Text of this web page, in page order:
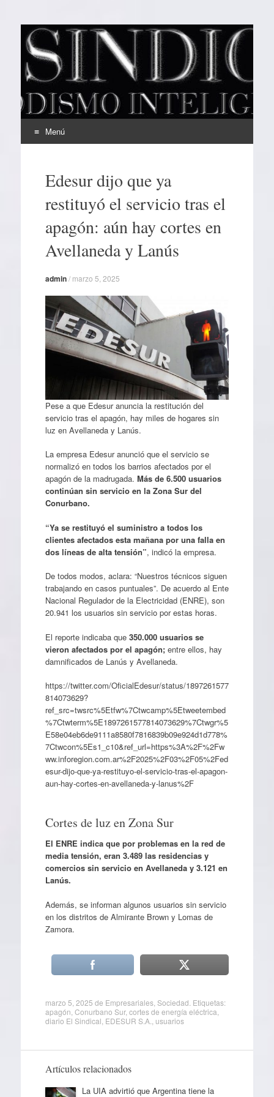
EL SINDICAL
Periodismo Inteligente
Menú
contenidoEdesur dijo que ya
restituyó el servicio tras el
apagón: aún hay cortes en
Avellaneda y Lanús
admin/ marzo 5, 2025
Pese a que Edesur anuncia la restitución del
servicio tras el apagón, hay miles de hogares sin
luz en Avellaneda y Lanús.
La empresa Edesur anunció que el servicio se
normalizó en todos los barrios afectados por el
apagón de la madrugada. Más de 6.500 usuarios
continúan sin servicio en la Zona Sur del
Conurbano.
“Ya se restituyó el suministro a todos los
clientes afectados esta mañana por una falla en
dos líneas de alta tensión”, indicó la empresa.
De todos modos, aclara: “Nuestros técnicos siguen
trabajando en casos puntuales”. De acuerdo al Ente
Nacional Regulador de la Electricidad (ENRE), son
20.941 los usuarios sin servicio por estas horas.
El reporte indicaba que 350.000 usuarios se
vieron afectados por el apagón;entre ellos, hay
damnificados de Lanús y Avellaneda.
https://twitter.com/OficialEdesur/status/1897261577
814073629?
ref_src=twsrc%5Etfw%7Ctwcamp%5Etweetembed
%7Ctwterm%5E1897261577814073629%7Ctwgr%5
E58e04eb6de9111a8580f7816839b09e924d1d778%
7Ctwcon%5Es1_c10&ref_url=https%3A%2F%2Fw
ww.inforegion.com.ar%2F2025%2F03%2F05%2Fed
esur-dijo-que-ya-restituyo-el-servicio-tras-el-apagon-
aun-hay-cortes-en-avellaneda-y-lanus%2F
Cortes de luz en Zona Sur
El ENRE indica que por problemas en la red de
media tensión, eran 3.489 las residencias y
comercios sin servicio en Avellaneda y 3.121 en
Lanús.
Además, se informan algunos usuarios sin servicio
en los distritos de Almirante Brown y Lomas de
Zamora.
marzo 5, 2025 de Empresariales, Sociedad . Etiquetas:
apagón Conurbano Sur, cortes de energía eléctrica
diario El Sindical EDESUR S.A. usuarios
Artículos relacionados
La UIA advirtió que Argentina tiene la